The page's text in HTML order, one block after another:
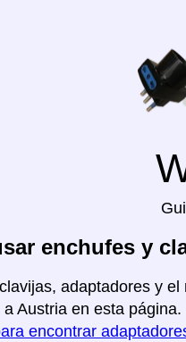
enchufes y
adaptadores y
Austria en esta
encontrar